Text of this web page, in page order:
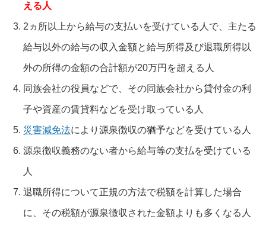
える人
2ヵ所以上から給与の支払いを受けている人で、主たる
給与以外の給与の収入金額と給与所得及び退職所得以
外の所得の金額の合計額が20万円を超える人
同族会社の役員などで、その同族会社から貸付金の利
子や資産の賃貸料などを受け取っている人
災害減免法により源泉徴収の猶予などを受けている人
源泉徴収義務のない者から給与等の支払を受けている
人
退職所得について正規の方法で税額を計算した場合
に、その税額が源泉徴収された金額よりも多くなる人